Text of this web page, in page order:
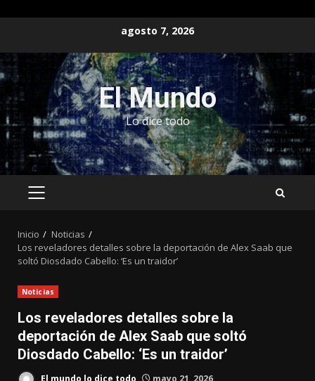
contenido
agosto 7, 2026
El Mundo
Lo dice todo
MENÚ
Inicio
Noticias
Los reveladores detalles sobre la deportación de Alex Saab que
soltó Diosdado Cabello: ‘Es un traidor’
Noticias
Los reveladores detalles sobre la
deportación de Alex Saab que soltó
Diosdado Cabello: ‘Es un traidor’
El mundo lo dice todo mayo 21, 2026